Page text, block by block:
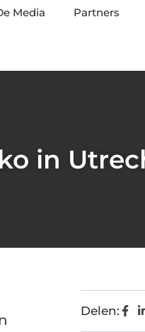
Media Partners
in
Delen: